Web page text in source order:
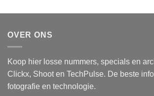
OVER ONS
Koop hier losse nummers, specials en
Clickx, Shoot en TechPulse. De beste
fotografie en technologie.